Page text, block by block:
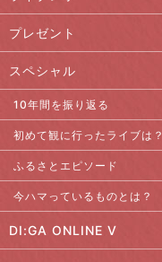
プレゼント
スペシャル
10年間を振り返る
初めて観に行ったライブは？
ふるさとエピソード
今ハマっているものとは？
DI:GA ONLINE V